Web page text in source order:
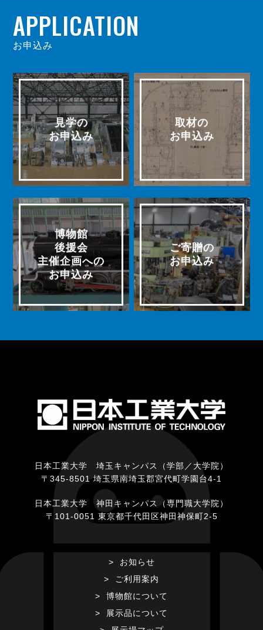
APPLICATION
お申込み
見学の
お申込み
取材の
お申込み
博物館
後援会
主催企画への
お申込み
ご寄贈の
お申込み
日本工業大学 埼玉キャンパス（学部／大学院）
〒345-8501 埼玉県南埼玉郡宮代町学園台4-1
日本工業大学 神田キャンパス（専門職大学院）
〒101-0051 東京都千代田区神田神保町2-5
お知らせ
ご利用案内
博物館について
展示品について